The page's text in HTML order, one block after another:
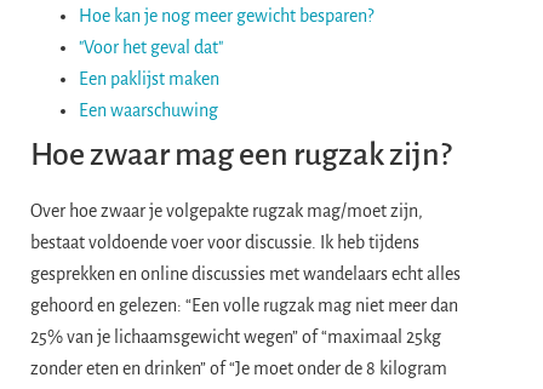
Hoe kan je nog meer gewicht besparen?
"Voor het geval dat"
Een paklijst maken
Een waarschuwing
Hoe zwaar mag een rugzak zijn?
Over hoe zwaar je volgepakte rugzak mag/moet zijn,
bestaat voldoende voer voor discussie. Ik heb tijdens
gesprekken en online discussies met wandelaars echt alles
gehoord en gelezen: “Een volle rugzak mag niet meer dan
25% van je lichaamsgewicht wegen” of “maximaal 25kg
zonder eten en drinken” of “Je moet onder de 8 kilogram